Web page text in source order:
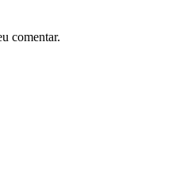
comentar.